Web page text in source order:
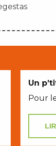
Un
Pour